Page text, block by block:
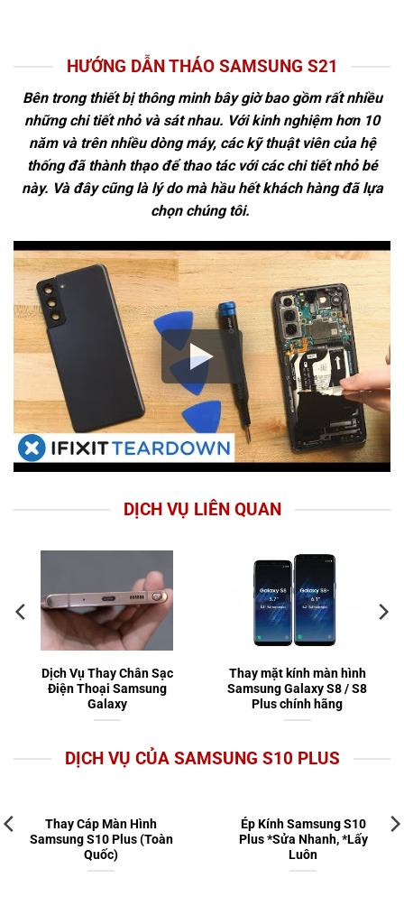
HƯỚNG DẪN THÁO SAMSUNG S21
Bên trong thiết bị thông minh bây giờ bao gồm rất nhiều
những chi tiết nhỏ và sát nhau. Với kinh nghiệm hơn 10
năm và trên nhiều dòng máy, các kỹ thuật viên của hệ
thống đã thành thạo để thao tác với các chi tiết nhỏ bé
này. Và đây cũng là lý do mà hầu hết khách hàng đã lựa
chọn chúng tôi.
DỊCH VỤ LIÊN QUAN
Dịch Vụ Thay Chân Sạc
Điện Thoại Samsung
Galaxy
Thay mặt kính màn hình
Samsung Galaxy S8 / S8
Plus chính hãng
DỊCH VỤ CỦA SAMSUNG S10 PLUS
Thay Cáp Màn Hình
Samsung S10 Plus (Toàn
Quốc)
Ép Kính Samsung S10
Plus *Sửa Nhanh, *Lấy
Luôn